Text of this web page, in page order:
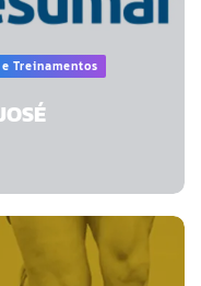
Treinamentos